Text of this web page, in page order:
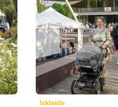
Izklaide